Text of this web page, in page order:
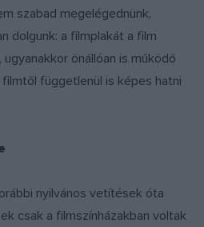
szabad megelégednünk,
dolgunk: a filmplakát a film
önállóan is működő
függetlenül is képes hatni
nyilvános vetítések óta
csak a filmszínházakban voltak